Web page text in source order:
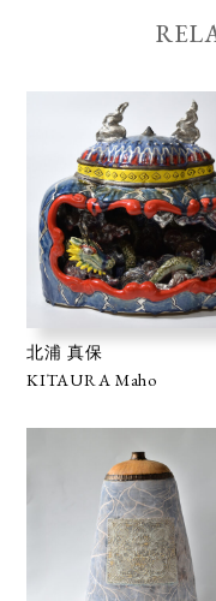
北浦 真保
KITAURA Maho